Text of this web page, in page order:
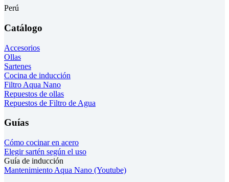
Perú
Catálogo
Accesorios
Ollas
Sartenes
Cocina de inducción
Filtro Aqua Nano
Repuestos de ollas
Repuestos de Filtro de Agua
Guías
Cómo cocinar en acero
Elegir sartén según el uso
Guía de inducción
Mantenimiento Aqua Nano (Youtube)